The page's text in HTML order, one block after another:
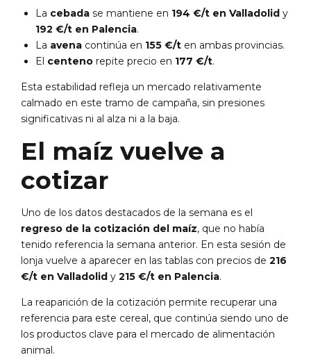
La cebada se mantiene en 194 €/t en Valladolid y
192 €/t en Palencia.
La avena continúa en 155 €/t en ambas provincias.
El centeno repite precio en 177 €/t.
Esta estabilidad refleja un mercado relativamente
calmado en este tramo de campaña, sin presiones
significativas ni al alza ni a la baja.
El maíz vuelve a
cotizar
Uno de los datos destacados de la semana es el
regreso de la cotización del maíz, que no había
tenido referencia la semana anterior. En esta sesión de
lonja vuelve a aparecer en las tablas con precios de 216
€/t en Valladolid y 215 €/t en Palencia.
La reaparición de la cotización permite recuperar una
referencia para este cereal, que continúa siendo uno de
los productos clave para el mercado de alimentación
animal.